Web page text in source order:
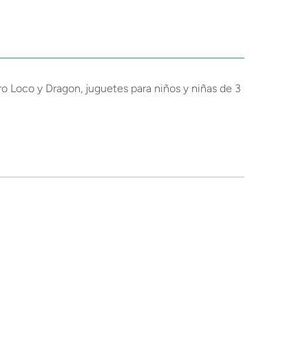
Loco y Dragon, juguetes para niños y niñas de 3